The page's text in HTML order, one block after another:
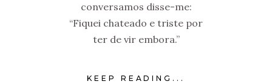
conversamos disse-me:
“Fiquei chateado e triste por
ter de vir embora.”
KEEP READING...